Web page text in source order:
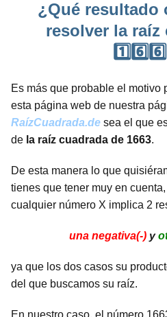
¿Qué resultado
resolver la raíz
Es más que probable el motivo
esta página web de nuestra
RaízCuadrada.de sea el que
de la raíz cuadrada de 1663.
De esta manera lo que
tienes que tener muy en
cualquier número X implica 2
una negativa(-)y
ya que los dos casos su
del que buscamos su raíz.